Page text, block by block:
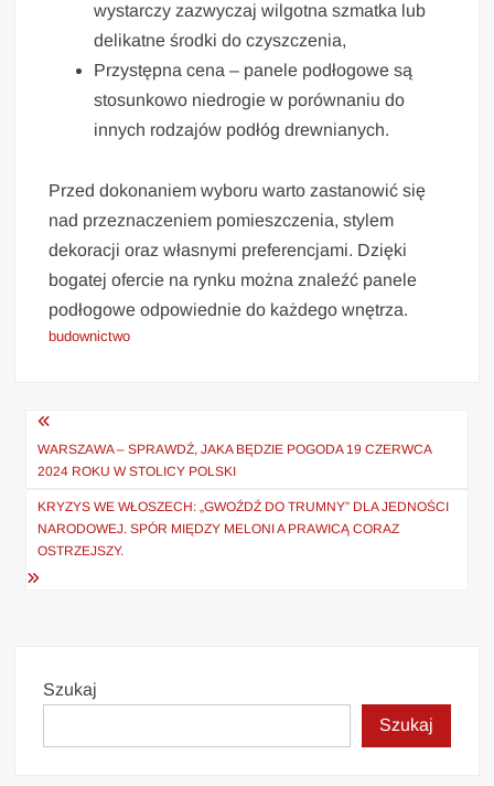
wystarczy zazwyczaj wilgotna szmatka lub
delikatne środki do czyszczenia,
Przystępna cena – panele podłogowe są
stosunkowo niedrogie w porównaniu do
innych rodzajów podłóg drewnianych.
Przed dokonaniem wyboru warto zastanowić się
nad przeznaczeniem pomieszczenia, stylem
dekoracji oraz własnymi preferencjami. Dzięki
bogatej ofercie na rynku można znaleźć panele
podłogowe odpowiednie do każdego wnętrza.
budownictwo
Nawigacja
wpisu
WARSZAWA – SPRAWDŹ, JAKA BĘDZIE POGODA 19 CZERWCA
2024 ROKU W STOLICY POLSKI
KRYZYS WE WŁOSZECH: „GWOŹDŹ DO TRUMNY” DLA JEDNOŚCI
NARODOWEJ. SPÓR MIĘDZY MELONI A PRAWICĄ CORAZ
OSTRZEJSZY.
Szukaj
Szukaj